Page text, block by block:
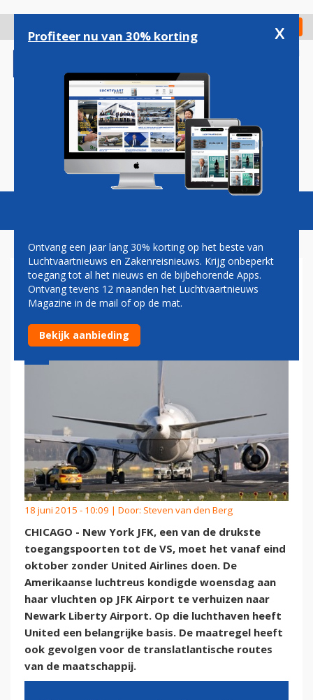
gaan
Check in
Magazine Podcasts Vacatures
UNITED AIRLINES KEERT NEW
YORK JFK DE RUG TOE
18 juni 2015 - 10:09 | Door: Steven van den Berg
CHICAGO - New York JFK, een van de drukste
toegangspoorten tot de VS, moet het vanaf eind
oktober zonder United Airlines doen. De
Amerikaanse luchtreus kondigde woensdag aan
haar vluchten op JFK Airport te verhuizen naar
Newark Liberty Airport. Op die luchthaven heeft
United een belangrijke basis. De maatregel heeft
ook gevolgen voor de translatlantische routes
van de maatschappij.
Profiteer nu van 30% korting x
Ontvang een jaar lang 30% korting op het beste van
Luchtvaartnieuws en Zakenreisnieuws. Krijg onbeperkt
toegang tot al het nieuws en de bijbehorende Apps.
Ontvang tevens 12 maanden het Luchtvaartnieuws
Magazine in de mail of op de mat.
Bekijk aanbieding